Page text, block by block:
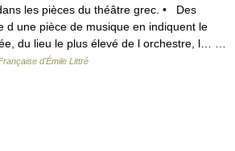
les pièces du théâtre grec. • Des
d une pièce de musique en indiquent le
du lieu le plus élevé de l orchestre, l… …
d'Émile Littré